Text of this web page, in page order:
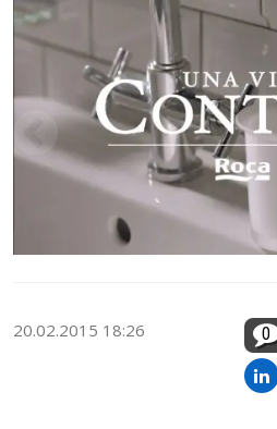
20.02.2015 18:26 0